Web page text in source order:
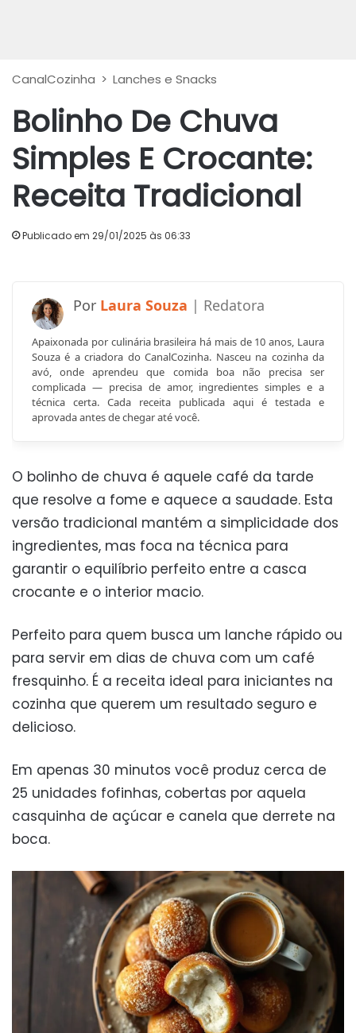
CanalCozinha > Lanches e Snacks
Bolinho De Chuva
Simples E Crocante:
Receita Tradicional
Publicado em 29/01/2025 às 06:33
Laura Souza
Apaixonada por culinária brasileira há mais de 10 anos, Laura
Souza é a criadora do CanalCozinha. Nasceu na cozinha da
avó, onde aprendeu que comida boa não precisa ser
complicada — precisa de amor, ingredientes simples e a
técnica certa. Cada receita publicada aqui é testada e
aprovada antes de chegar até você.
O bolinho de chuva é aquele café da tarde
que resolve a fome e aquece a saudade. Esta
versão tradicional mantém a simplicidade dos
ingredientes, mas foca na técnica para
garantir o equilíbrio perfeito entre a casca
crocante e o interior macio.
Perfeito para quem busca um lanche rápido ou
para servir em dias de chuva com um café
fresquinho. É a receita ideal para iniciantes na
cozinha que querem um resultado seguro e
delicioso.
Em apenas 30 minutos você produz cerca de
25 unidades fofinhas, cobertas por aquela
casquinha de açúcar e canela que derrete na
boca.